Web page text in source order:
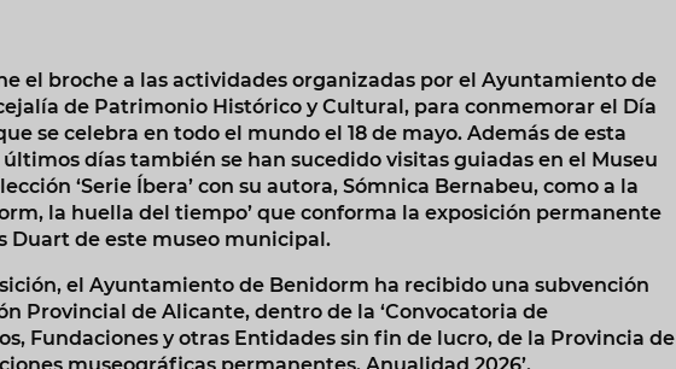
el broche a las actividades organizadas por el Ayuntamiento de
de Patrimonio Histórico y Cultural, para conmemorar el Día
se celebra en todo el mundo el 18 de mayo. Además de esta
días también se han sucedido visitas guiadas en el Museu
‘Serie Íbera’ con su autora, Sómnica Bernabeu, como a la
la huella del tiempo’ que conforma la exposición permanente
Duart de este museo municipal.
el Ayuntamiento de Benidorm ha recibido una subvención
Provincial de Alicante, dentro de la ‘Convocatoria de
Fundaciones y otras Entidades sin fin de lucro, de la Provincia de